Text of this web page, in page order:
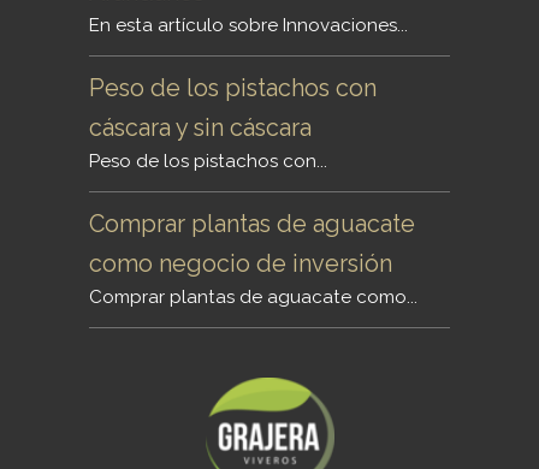
En esta artículo sobre Innovaciones...
Peso de los pistachos con
cáscara y sin cáscara
Peso de los pistachos con...
Comprar plantas de aguacate
como negocio de inversión
Comprar plantas de aguacate como...